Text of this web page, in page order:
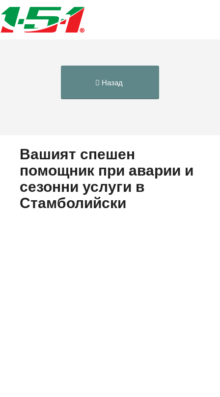
Назад
Вашият спешен
помощник при аварии и
сезонни услуги в
Стамболийски